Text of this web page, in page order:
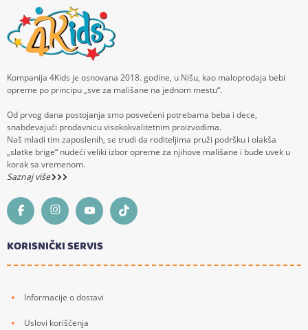
Kompanija 4Kids je osnovana 2018. godine, u Nišu, kao maloprodaja bebi
opreme po principu „sve za mališane na jednom mestu“.
Od prvog dana postojanja smo posvećeni potrebama beba i dece,
snabdevajući prodavnicu visokokvalitetnim proizvodima.
Naš mladi tim zaposlenih, se trudi da roditeljima pruži podršku i olakša
„slatke brige“ nudeći veliki izbor opreme za njihove mališane i bude uvek u
korak sa vremenom.
Saznaj više
KORISNIČKI SERVIS
Informacije o dostavi
Uslovi korišćenja